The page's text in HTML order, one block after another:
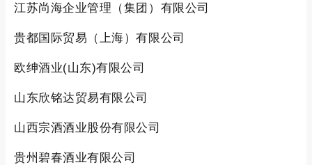
江苏尚海企业管理（集团）有限公司
贵都国际贸易（上海）有限公司
欧绅酒业(山东)有限公司
山东欣铭达贸易有限公司
山西宗酒酒业股份有限公司
贵州碧春酒业有限公司